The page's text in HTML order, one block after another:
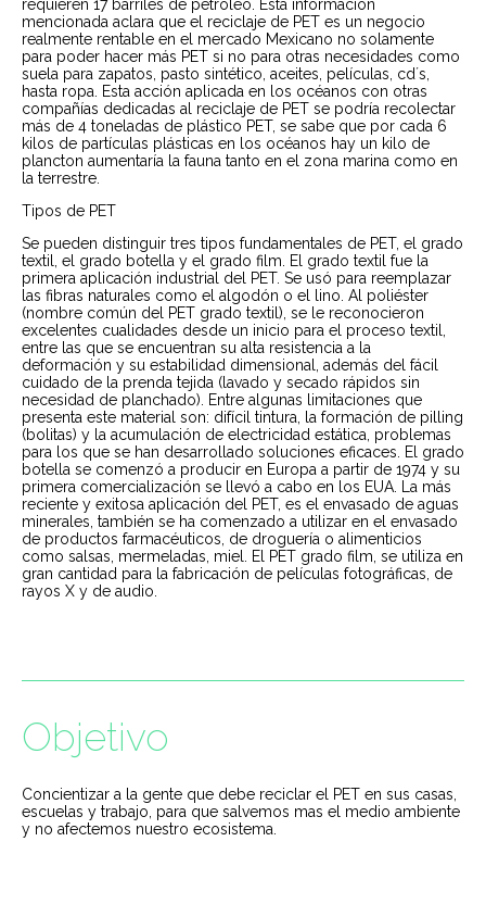
requieren 17 barriles de petróleo. Esta información
mencionada aclara que el reciclaje de PET es un negocio
realmente rentable en el mercado Mexicano no solamente
para poder hacer más PET si no para otras necesidades como
suela para zapatos, pasto sintético, aceites, películas, cd´s,
hasta ropa. Esta acción aplicada en los océanos con otras
compañías dedicadas al reciclaje de PET se podría recolectar
más de 4 toneladas de plástico PET, se sabe que por cada 6
kilos de partículas plásticas en los océanos hay un kilo de
plancton aumentaría la fauna tanto en el zona marina como en
la terrestre.
Tipos de PET
Se pueden distinguir tres tipos fundamentales de PET, el grado
textil, el grado botella y el grado film. El grado textil fue la
primera aplicación industrial del PET. Se usó para reemplazar
las fibras naturales como el algodón o el lino. Al poliéster
(nombre común del PET grado textil), se le reconocieron
excelentes cualidades desde un inicio para el proceso textil,
entre las que se encuentran su alta resistencia a la
deformación y su estabilidad dimensional, además del fácil
cuidado de la prenda tejida (lavado y secado rápidos sin
necesidad de planchado). Entre algunas limitaciones que
presenta este material son: difícil tintura, la formación de pilling
(bolitas) y la acumulación de electricidad estática, problemas
para los que se han desarrollado soluciones eficaces. El grado
botella se comenzó a producir en Europa a partir de 1974 y su
primera comercialización se llevó a cabo en los EUA. La más
reciente y exitosa aplicación del PET, es el envasado de aguas
minerales, también se ha comenzado a utilizar en el envasado
de productos farmacéuticos, de droguería o alimenticios
como salsas, mermeladas, miel. El PET grado film, se utiliza en
gran cantidad para la fabricación de películas fotográficas, de
rayos X y de audio.
Objetivo
Concientizar a la gente que debe reciclar el PET en sus casas,
escuelas y trabajo, para que salvemos mas el medio ambiente
y no afectemos nuestro ecosistema.